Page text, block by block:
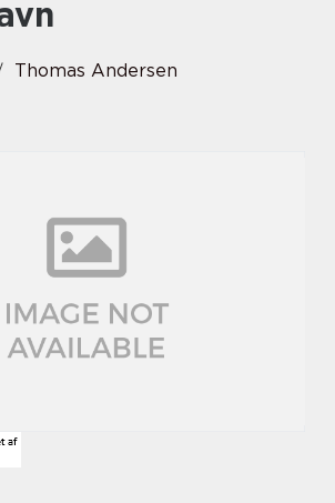
Thomas Andersen